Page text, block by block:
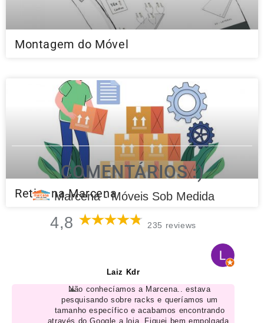
Montagem do Móvel
Retire na Marcena
COMENTÁRIOS :)
Marcena - Móveis Sob Medida
4,8 235 reviews
Laiz Kdr
Não conhecíamos a Marcena.. estava
pesquisando sobre racks e queríamos um
tamanho específico e acabamos encontrando
através do Google a loja. Fiquei bem empolgada,